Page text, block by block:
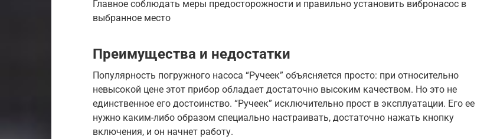
Главное соблюдать меры предосторожности и правильно установить вибронасос в
выбранное место
Преимущества и недостатки
Популярность погружного насоса “Ручеек” объясняется просто: при относительно
невысокой цене этот прибор обладает достаточно высоким качеством. Но это не
единственное его достоинство. “Ручеек” исключительно прост в эксплуатации. Его ее
нужно каким-либо образом специально настраивать, достаточно нажать кнопку
включения, и он начнет работу.